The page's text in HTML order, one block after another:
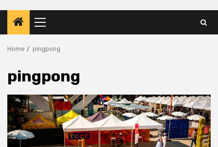
Primary
Menu
Home pingpong
pingpong